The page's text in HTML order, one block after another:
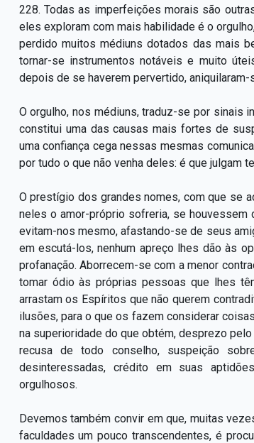
228. Todas as imperfeições morais são
eles exploram com mais habilidade é o
perdido muitos médiuns dotados das mais
tornar-se instrumentos notáveis e muito
depois de se haverem pervertido,
O orgulho, nos médiuns, traduz-se por sinais
constitui uma das causas mais fortes de
uma confiança cega nessas mesmas
por tudo o que não venha deles: é que julgam
O prestígio dos grandes nomes, com que se
neles o amor-próprio sofreria, se
evitam-nos mesmo, afastando-se de seus
em escutá-los, nenhum apreço lhes dão às
profanação. Aborrecem-se com a menor
tomar ódio às próprias pessoas que lhes
arrastam os Espíritos que não querem
ilusões, para o que os fazem considerar
na superioridade do que obtém, desprezo
recusa de todo conselho, suspeição
desinteressadas, crédito em suas
orgulhosos.
Devemos também convir em que, muitas
faculdades um pouco transcendentes, é